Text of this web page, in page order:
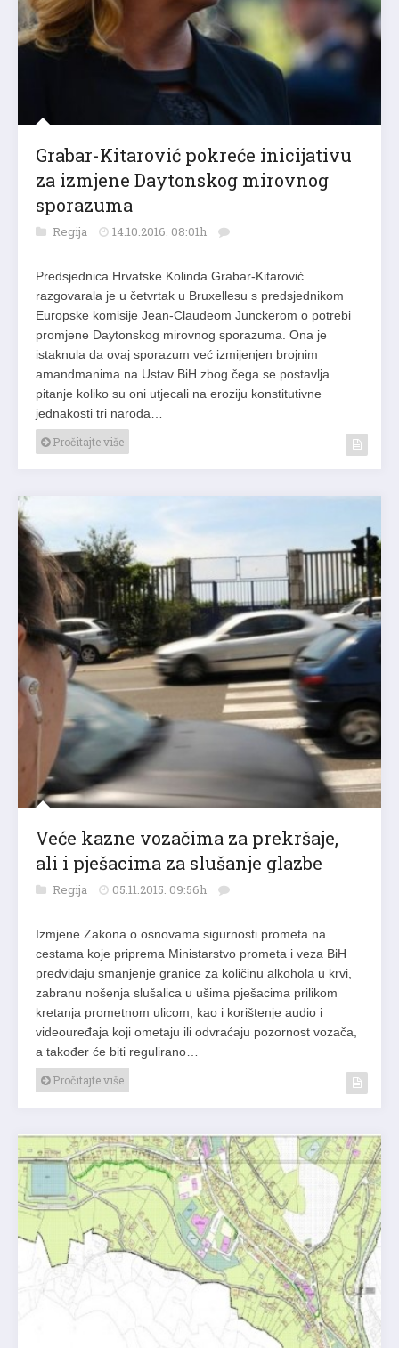
Grabar-Kitarović pokreće inicijativu
za izmjene Daytonskog mirovnog
sporazuma
Regija 14.10.2016. 08:01h
Predsjednica Hrvatske Kolinda Grabar-Kitarović
razgovarala je u četvrtak u Bruxellesu s predsjednikom
Europske komisije Jean-Claudeom Junckerom o potrebi
promjene Daytonskog mirovnog sporazuma. Ona je
istaknula da ovaj sporazum već izmijenjen brojnim
amandmanima na Ustav BiH zbog čega se postavlja
pitanje koliko su oni utjecali na eroziju konstitutivne
jednakosti tri naroda…
Pročitajte više
Veće kazne vozačima za prekršaje,
ali i pješacima za slušanje glazbe
Regija 05.11.2015. 09:56h
Izmjene Zakona o osnovama sigurnosti prometa na
cestama koje priprema Ministarstvo prometa i veza BiH
predviđaju smanjenje granice za količinu alkohola u krvi,
zabranu nošenja slušalica u ušima pješacima prilikom
kretanja prometnom ulicom, kao i korištenje audio i
videouređaja koji ometaju ili odvraćaju pozornost vozača,
a također će biti regulirano…
Pročitajte više